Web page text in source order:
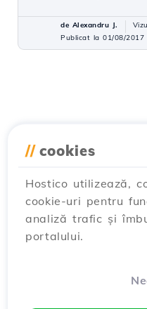
de Alexandru J.
Publicat la 01/08/2017
// cookies
Hostico utilizează,
cookie-uri pentru
analiză trafic și
portalului.